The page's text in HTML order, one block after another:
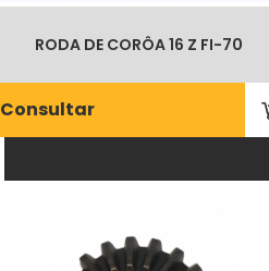
RODA DE CORÔA 16 Z FI-70
Consultar